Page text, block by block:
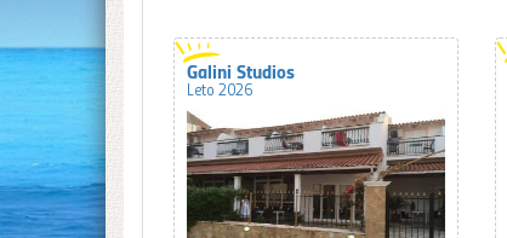
Galini Studios
Leto 2026